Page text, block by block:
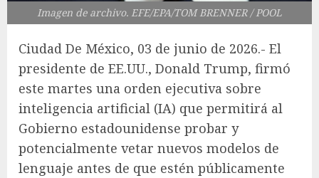
Imagen de archivo. EFE/EPA/TOM BRENNER / POOL
Ciudad De México, 03 de junio de 2026.- El
presidente de EE.UU., Donald Trump, firmó
este martes una orden ejecutiva sobre
inteligencia artificial (IA) que permitirá al
Gobierno estadounidense probar y
potencialmente vetar nuevos modelos de
lenguaje antes de que estén públicamente